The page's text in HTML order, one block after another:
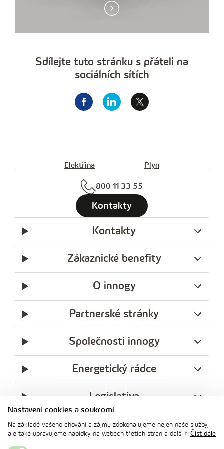
Nastavení cookies a soukromí
Na základě vašeho chování a zájmu zdokonalujeme nejen naše služby,
ale také upravujeme nabídky na webech třetích stran a další formyČíst dále
Sdílejte tuto stránku s přáteli na
sociálních sítích
Elektřina Plyn
800 11 33 55
Kontakty
Kontakty
Zákaznické benefity
O innogy
Partnerské stránky
Společnosti innogy
Energetický rádce
Legislativa
Ochrana soukromí